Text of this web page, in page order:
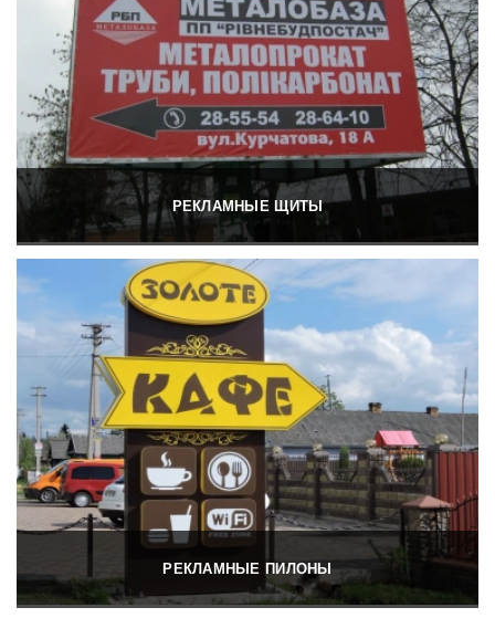
РЕКЛАМНЫЕ ЩИТЫ
РЕКЛАМНЫЕ ПИЛОНЫ